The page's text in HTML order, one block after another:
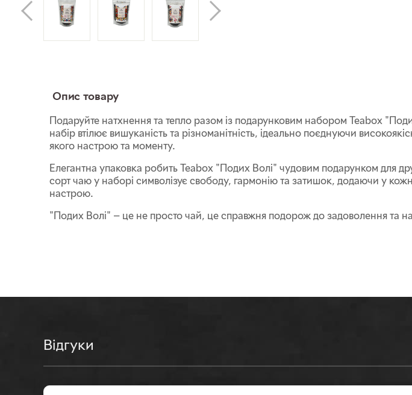
Опис товару
Подаруйте натхнення та тепло разом із подарунковим набором Teabox
набір втілює вишуканість та різноманітність, ідеально поєднуючи
якого настрою та моменту.
Елегантна упаковка робить Teabox "Подих Волі" чудовим подарунком для
сорт чаю у наборі символізує свободу, гармонію та затишок, додаючи у
настрою.
"Подих Волі" — це не просто чай, це справжня подорож до задоволення та
Відгуки